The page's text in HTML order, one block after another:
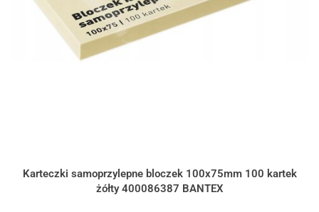
Karteczki samoprzylepne bloczek 100x75mm 100 kartek
żółty 400086387 BANTEX